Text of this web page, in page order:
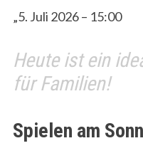
„5. Juli 2026 – 15:00
Heute ist ein
für Familien!
Spielen am